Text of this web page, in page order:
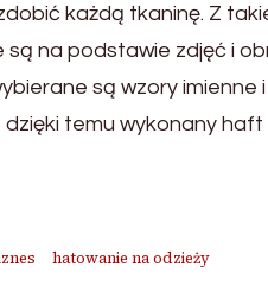
każdą tkaninę. Z
są na podstawie zdjęć i
są wzory imienne
dzięki temu wykonany
hatowanie na odzieży